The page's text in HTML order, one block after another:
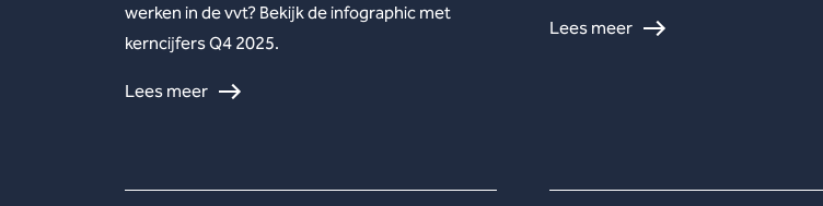
werken in de vvt? Bekijk de infographic met
kerncijfers Q4 2025.
Lees meer
Lees meer